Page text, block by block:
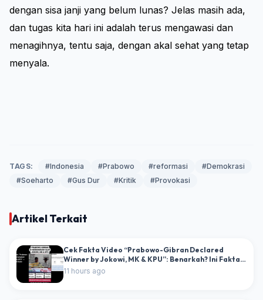
dengan sisa janji yang belum lunas? Jelas masih ada,
dan tugas kita hari ini adalah terus mengawasi dan
menagihnya, tentu saja, dengan akal sehat yang tetap
menyala.
TAGS: #Indonesia #Prabowo #reformasi
#Demokrasi
#Soeharto
#Gus Dur #Kritik #Provokasi
Artikel Terkait
Cek Fakta Video “Prabowo-Gibran Declared
Winner by Jokowi, MK & KPU”: Benarkah? Ini Fakta
dan Dokumen Resminya
11 hours ago